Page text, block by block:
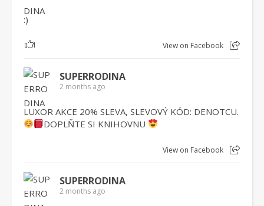
:)
1 View on Facebook
SUPERRODINA
2 months ago
LUXOR AKCE 20% SLEVA, SLEVOVÝ KÓD: DENOTCU.
DOPLŇTE SI KNIHOVNU
View on Facebook
SUPERRODINA
2 months ago